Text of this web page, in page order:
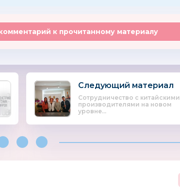
к прочитанному материалу
Следующий материал
Сотрудничество с китайскими
производителями на новом
уровне...